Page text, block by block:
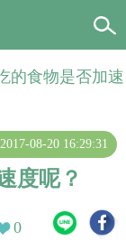
的食物是否加速
2017-08-20 16:29:31
度呢？
0